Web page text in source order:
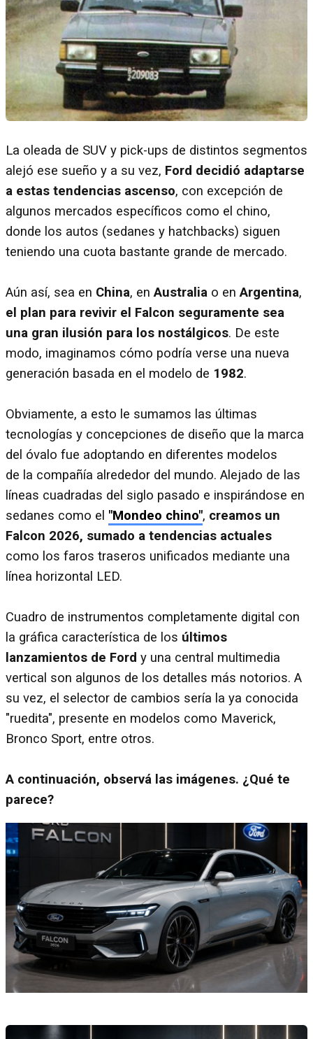
La oleada de SUV y pick-ups de distintos segmentos
alejó ese sueño y a su vez, Ford decidió adaptarse
a estas tendencias ascenso, con excepción de
algunos mercados específicos como el chino,
donde los autos (sedanes y hatchbacks) siguen
teniendo una cuota bastante grande de mercado.
Aún así, sea en China, enAustralia o enArgentina,
el plan para revivir el Falcon seguramente sea
una gran ilusión para los nostálgicos. De este
modo, imaginamos cómo podría verse una nueva
generación basada en el modelo de 1982.
Obviamente, a esto le sumamos las últimas
tecnologías y concepciones de diseño que la marca
del óvalo fue adoptando en diferentes modelos
de la compañía alrededor del mundo. Alejado de las
líneas cuadradas del siglo pasado e inspirándose en
sedanes como el "Mondeo chino", creamos un
Falcon 2026, sumado a tendencias actuales
como los faros traseros unificados mediante una
línea horizontal LED.
Cuadro de instrumentos completamente digital con
la gráfica característica de los últimos
lanzamientos de Ford y una central multimedia
vertical son algunos de los detalles más notorios. A
su vez, el selector de cambios sería la ya conocida
"ruedita", presente en modelos como Maverick,
Bronco Sport, entre otros.
A continuación, observá las imágenes. ¿Qué te
parece?